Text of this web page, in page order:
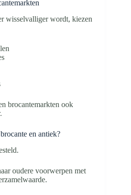
wisselvalliger wordt, kiezen
brocantemarkten ook
en antiek?
oudere voorwerpen met